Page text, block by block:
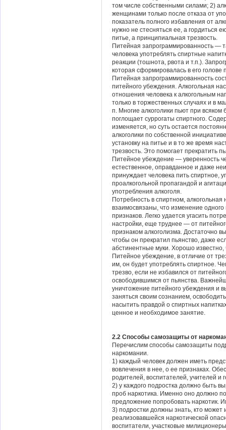
том числе собственными силами; 2)
женщинами только после отказа от
показатель полного избавления от
нужно не стесняться ее, а гордиться
питье, а принципиальная трезвость.
Питейная запрограммированность —
человека употреблять спиртные
реакции (тошнота, рвота и т.п.).
которая сформировалась в его
Питейная запрограммированность
питейного убеждения. Алкогольная
отношения человека к алкогольным
только в торжественных случаях и в
п. Многие алкоголики пьют при всяком
поглощает суррогаты спиртного.
изменяется, но суть остается
алкоголики по собственной
установку на питье и в то же время
трезвость. Это помогает прекратить
Питейное убеждение — уверенность
естественное, оправданное и даже
принуждает человека пить спиртное,
проалкогольной пропагандой и
употребления алкоголя.
Потребность в спиртном,
взаимосвязаны, что изменение
признаков. Легко удается угасить
настройки, еще труднее — от
признаком алкоголизма. Достаточно
чтобы он прекратил пьянство, даже
абстинентные муки. Хорошо
Питейное убеждение, в отличие от
им, он будет употреблять спиртное.
трезво, если не избавился от
освободившимся от пьянства.
уничтожение питейного убеждения и
заняться своим сознанием,
насытить правдой о спиртных
ценное и необходимое занятие.
2.2 Способы самозащиты от
Перечислим способы самозащиты
наркомании.
1) каждый человек должен иметь
вовлечения в нее, о ее признаках.
родителей, воспитателей, учителей и
2) у каждого подростка должно быть
проб наркотика. Именно оно должно
предложение попробовать наркотик.
3) подростки должны знать, кто
реализовавшейся наркотической
воспитатели, участковые